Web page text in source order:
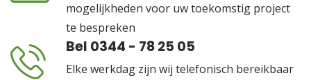
mogelijkheden voor uw toekomstig project
te bespreken
Bel 0344 - 78 25 05
Elke werkdag zijn wij telefonisch bereikbaar